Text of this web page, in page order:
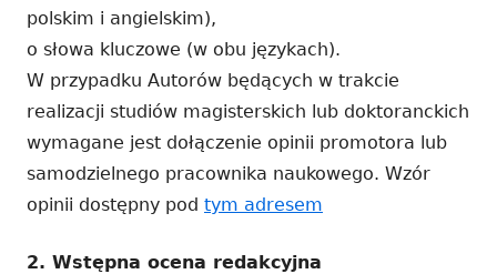
polskim i angielskim),
o słowa kluczowe (w obu językach).
W przypadku Autorów będących w trakcie
realizacji studiów magisterskich lub doktoranckich
wymagane jest dołączenie opinii promotora lub
samodzielnego pracownika naukowego. Wzór
opinii dostępny pod tym adresem
2. Wstępna ocena redakcyjna